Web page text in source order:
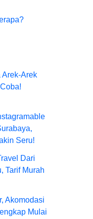
Arek-Arek
Seru!
Dari
Tarif Murah
Akomodasi
Mulai